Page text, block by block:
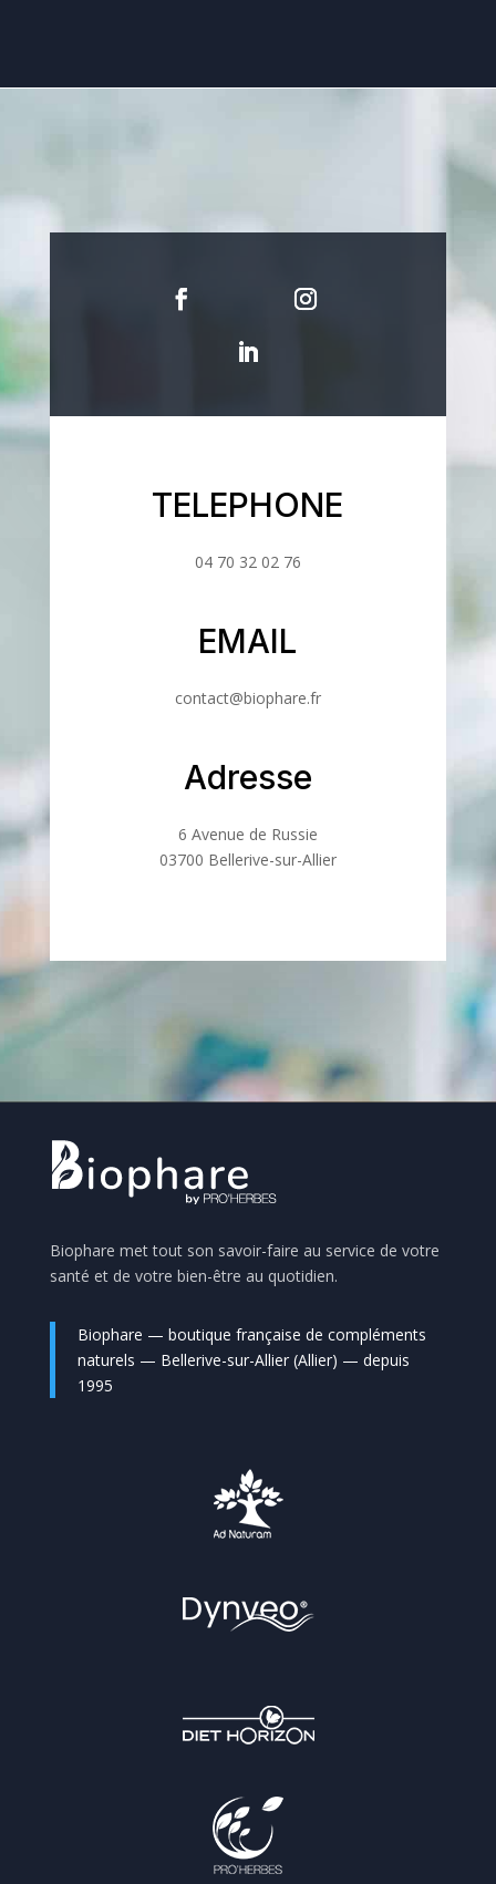
TELEPHONE
04 70 32 02 76
EMAIL
contact@biophare.fr
Adresse
6 Avenue de Russie
03700 Bellerive-sur-Allier
Biophare met tout son savoir-faire au service de votre
santé et de votre bien-être au quotidien.
Biophare — boutique française de compléments
naturels — Bellerive-sur-Allier (Allier) — depuis
1995